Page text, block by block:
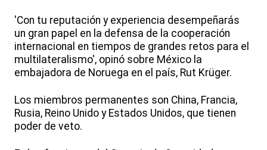
'Con tu reputación y experiencia desempeñarás
un gran papel en la defensa de la cooperación
internacional en tiempos de grandes retos para el
multilateralismo', opinó sobre México la
embajadora de Noruega en el país, Rut Krüger.
Los miembros permanentes son China, Francia,
Rusia, Reino Unido y Estados Unidos, que tienen
poder de veto.